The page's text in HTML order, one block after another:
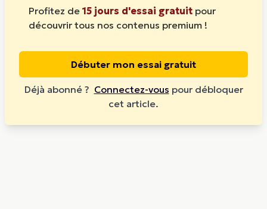
Profitez de 15 jours d'essai gratuit pour
découvrir tous nos contenus premium !
Débuter mon essai gratuit
Déjà abonné ? Connectez-vous pour débloquer
cet article.